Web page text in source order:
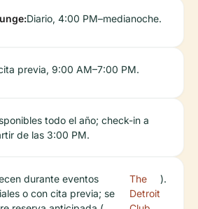
Diario, 4:00 PM–medianoche.
previa, 9:00 AM–7:00 PM.
todo el año; check-in a
de las 3:00 PM.
durante eventos
o con cita previa; se
The
Detroit
).